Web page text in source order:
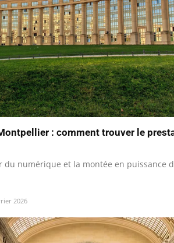
: comment trouver le
du numérique et la montée en puissance
2026